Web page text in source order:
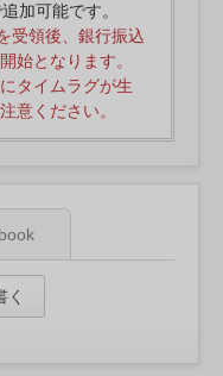
加可能です。
受領後、銀行振込
始となります。
タイムラグが生
意ください。
く